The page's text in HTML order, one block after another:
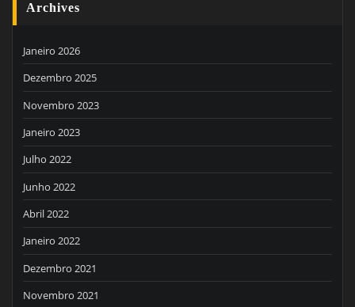
Archives
Janeiro 2026
Dezembro 2025
Novembro 2023
Janeiro 2023
Julho 2022
Junho 2022
Abril 2022
Janeiro 2022
Dezembro 2021
Novembro 2021